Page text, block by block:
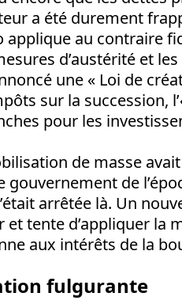
a été durement
applique au contraire
d’austérité et
une « Loi de
sur la succession,
pour les
de masse
gouvernement de
arrêtée là. Un
tente d’appliquer la
aux intérêts de la
fulgurante